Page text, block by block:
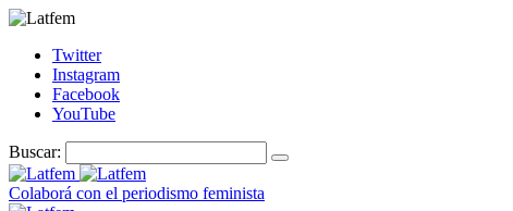
Twitter
Instagram
Facebook
YouTube
Buscar:
Colaborá con el periodismo feminista